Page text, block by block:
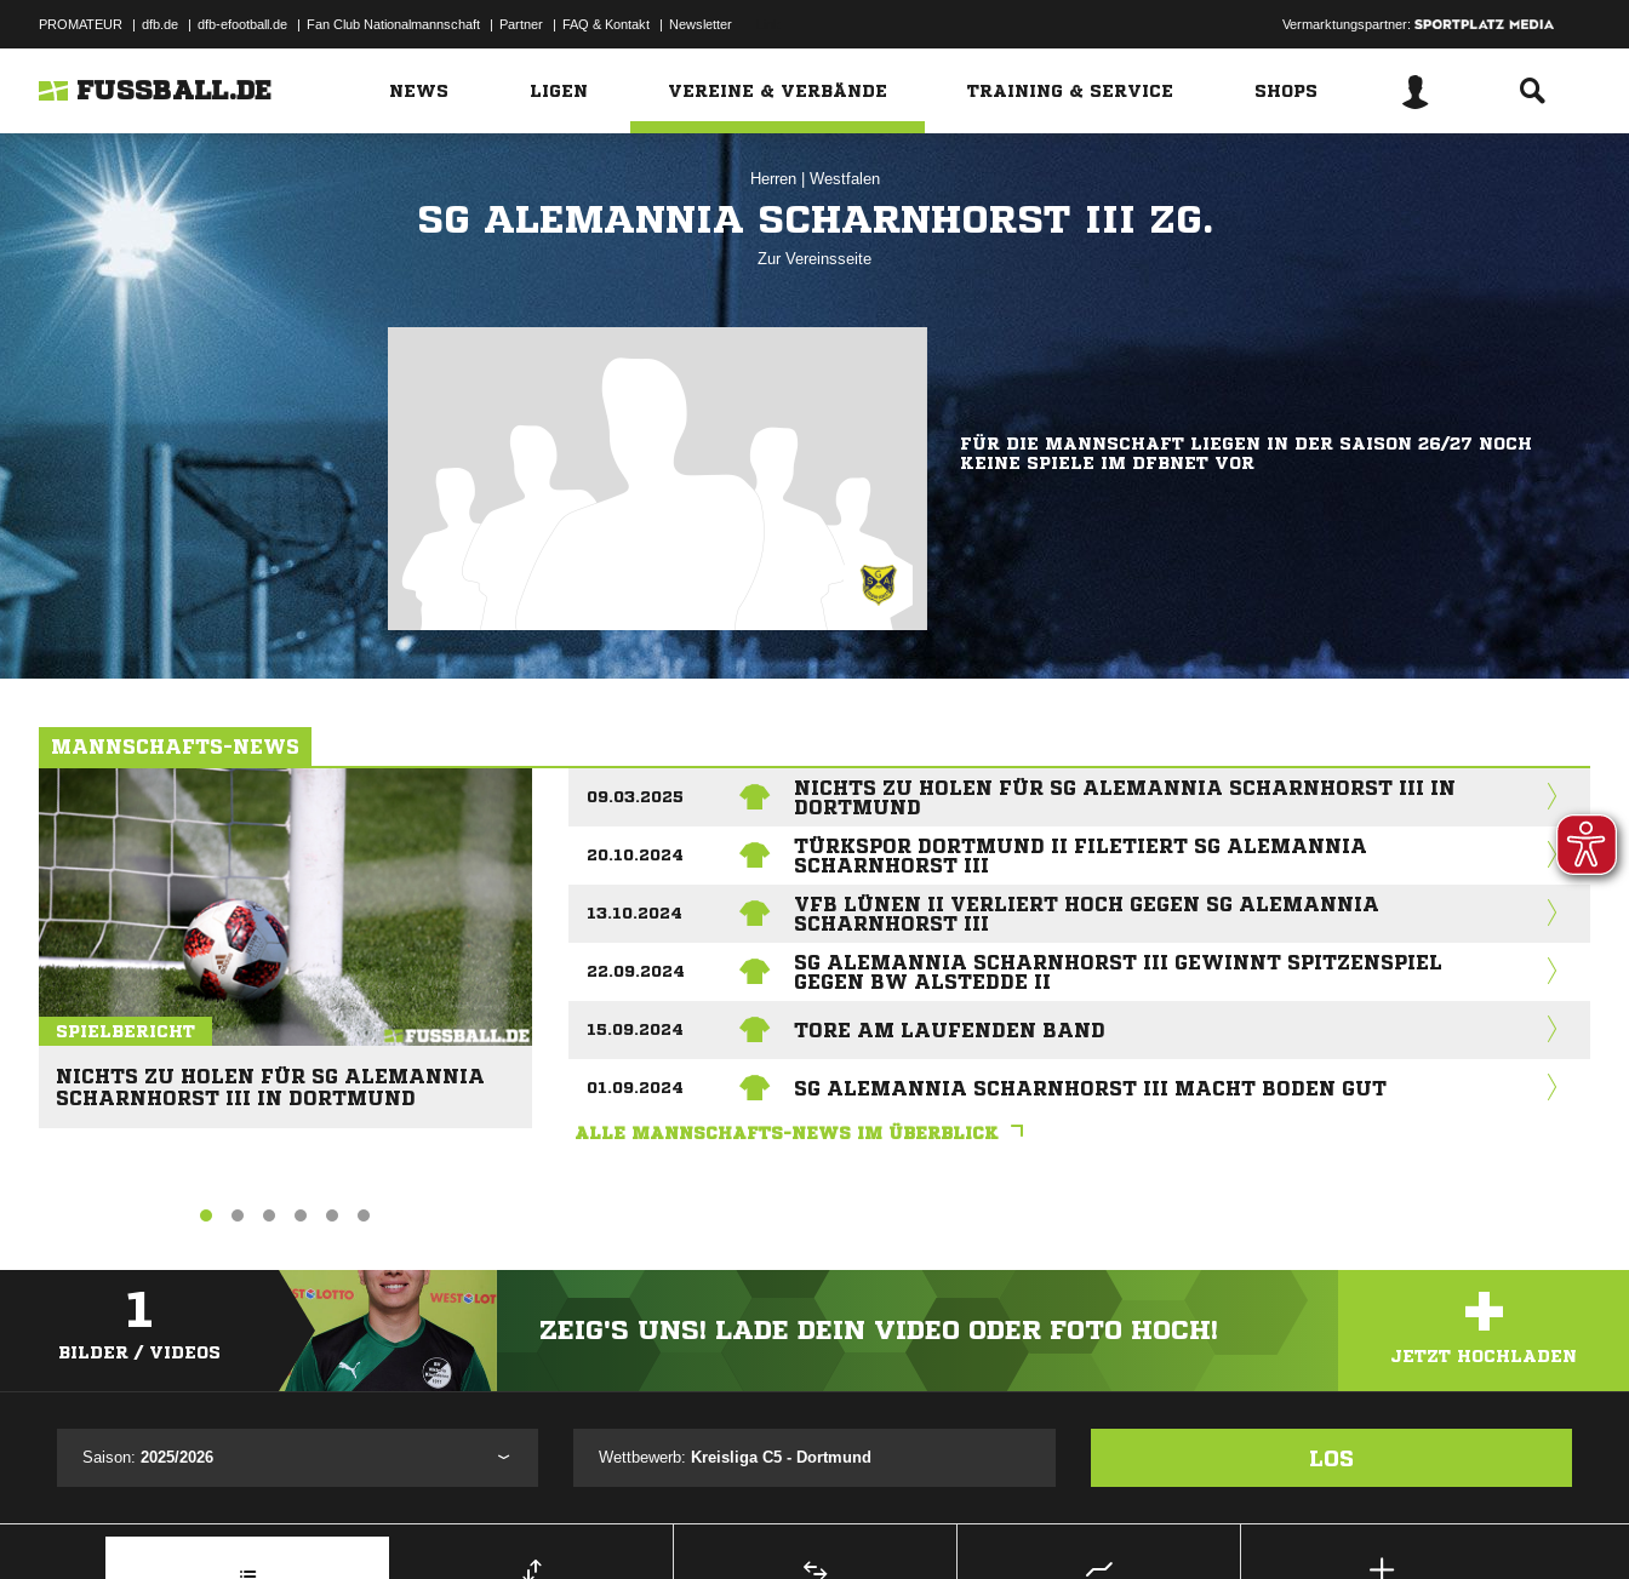
PROMATEUR | dfb.de | dfb-efootball.de | Fan Club Nationalmannschaft | Partner | FAQ & Kontakt | Newsletter Vermarktungspartner:
FUSSBALL.DE NEWS LIGEN VEREINE & VERBÄNDE TRAINING & SERVICE SHOPS
Herren Westfalen
SG ALEMANNIA SCHARNHORST III ZG.
Zur Vereinsseite
FÜR DIE MANNSCHAFT LIEGEN IN DER SAISON 26/27 NOCH
KEINE SPIELE IM DFBNET VOR
MANNSCHAFTS-NEWS
SPIELBERICHT
NICHTS ZU HOLEN FÜR SG ALEMANNIA
SCHARNHORST III IN DORTMUND
09.03.2025
NICHTS ZU HOLEN FÜR SG ALEMANNIA SCHARNHORST III IN
DORTMUND
20.10.2024
TÜRKSPOR DORTMUND II FILETIERT SG ALEMANNIA
SCHARNHORST III
13.10.2024
VFB LÜNEN II VERLIERT HOCH GEGEN SG ALEMANNIA
SCHARNHORST III
22.09.2024
SG ALEMANNIA SCHARNHORST III GEWINNT SPITZENSPIEL
GEGEN BW ALSTEDDE II
15.09.2024 TORE AM LAUFENDEN BAND
01.09.2024 SG ALEMANNIA SCHARNHORST III MACHT BODEN GUT
ALLE MANNSCHAFTS-NEWS IM ÜBERBLICK
1
BILDER / VIDEOS
ZEIG'S UNS! LADE DEIN VIDEO ODER FOTO HOCH! +
JETZT HOCHLADEN
Saison: 2025/2026 Wettbewerb: Kreisliga C5 - Dortmund LOS